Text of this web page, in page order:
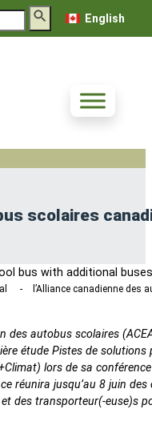
English
scolaires
l’Alliance canadienne des
des autobus scolaires
étude Pistes de
lors de sa
réunira jusqu’au 8 juin
des transporteur(-euse)s